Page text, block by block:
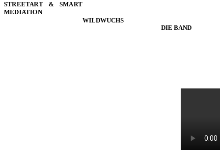
STREETART & SMART
MEDIATION
WILDWUCHS
DIE BAND